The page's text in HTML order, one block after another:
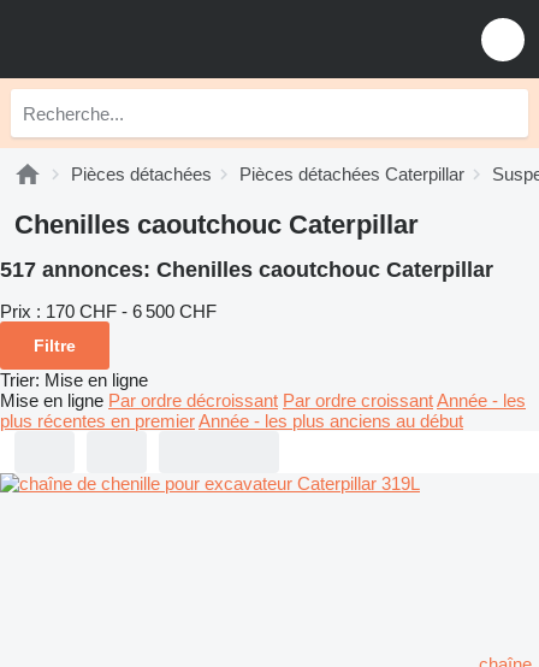
Pièces détachées Pièces détachées Caterpillar
Chenilles caoutchouc Caterpillar
517 annonces: Chenilles caoutchouc Caterpillar
Prix : 170 CHF - 6 500 CHF
Filtre
Trier: Mise en ligne
Mise en ligne Par ordre décroissant Par ordre croissantAnnée - les
plus récentes en premierAnnée - les plus anciens au début